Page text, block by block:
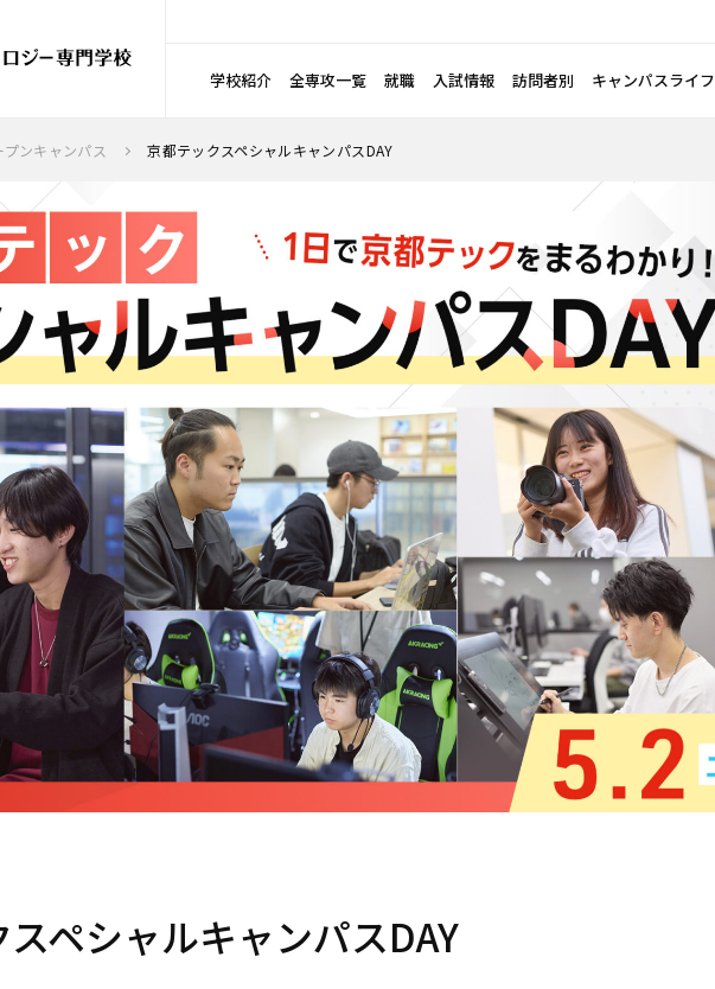
学校紹介 全専攻一覧 就職 入試情報 訪問者別 キャンパスライフ
ンキャンパス 京都テックスペシャルキャンパスDAY
ペシャルキャンパスDAY